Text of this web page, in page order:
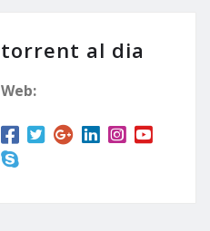
torrent al dia
Web: